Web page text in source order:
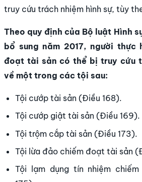
truy cứu trách nhiệm hình sự, tùy
Theo quy định của Bộ luật Hình
bổ sung năm 2017, người thực
đoạt tài sản có thể bị truy cứu
về một trong các tội sau:
Tội cướp tài sản (Điều 168).
Tội cướp giật tài sản (Điều 169).
Tội trộm cắp tài sản (Điều 173).
Tội lừa đảo chiếm đoạt tài sản
Tội lạm dụng tín nhiệm